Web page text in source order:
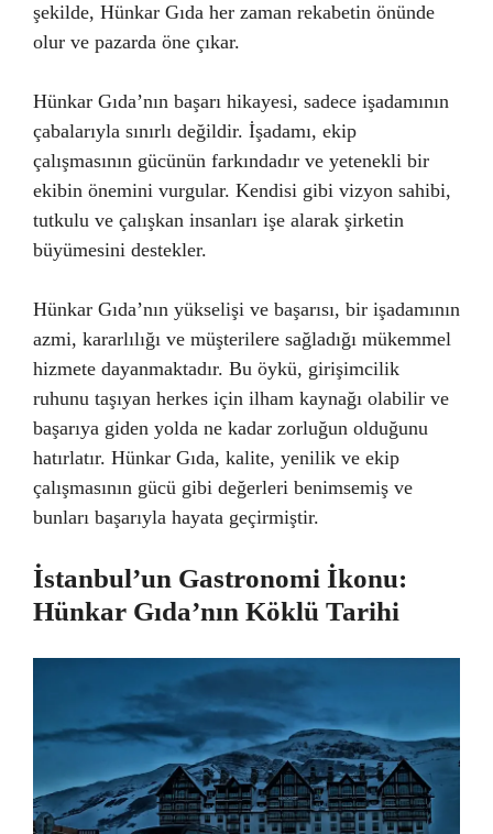
şekilde, Hünkar Gıda her zaman rekabetin önünde
olur ve pazarda öne çıkar.
Hünkar Gıda’nın başarı hikayesi, sadece işadamının
çabalarıyla sınırlı değildir. İşadamı, ekip
çalışmasının gücünün farkındadır ve yetenekli bir
ekibin önemini vurgular. Kendisi gibi vizyon sahibi,
tutkulu ve çalışkan insanları işe alarak şirketin
büyümesini destekler.
Hünkar Gıda’nın yükselişi ve başarısı, bir işadamının
azmi, kararlılığı ve müşterilere sağladığı mükemmel
hizmete dayanmaktadır. Bu öykü, girişimcilik
ruhunu taşıyan herkes için ilham kaynağı olabilir ve
başarıya giden yolda ne kadar zorluğun olduğunu
hatırlatır. Hünkar Gıda, kalite, yenilik ve ekip
çalışmasının gücü gibi değerleri benimsemiş ve
bunları başarıyla hayata geçirmiştir.
İstanbul’un Gastronomi İkonu:
Hünkar Gıda’nın Köklü Tarihi